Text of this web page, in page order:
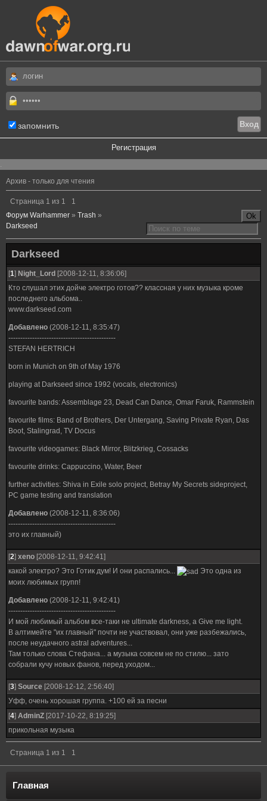
запомнить
Регистрация
.
Архив - только для чтения
Страница 1 из 1
1
Форум Warhammer » Trash »
Darkseed
Darkseed
[1] Night_Lord [2008-12-11, 8:36:06]
Кто слушал этих дойче электро готов?? классная у них музыка кроме
последнего альбома..
www.darkseed.com
Добавлено (2008-12-11, 8:35:47)
---------------------------------------------
STEFAN HERTRICH
born in Munich on 9th of May 1976
playing at Darkseed since 1992 (vocals, electronics)
favourite bands: Assemblage 23, Dead Can Dance, Omar Faruk, Rammstein
favourite films: Band of Brothers, Der Untergang, Saving Private Ryan, Das
Boot, Stalingrad, TV Docus
favourite videogames: Black Mirror, Blitzkrieg, Cossacks
favourite drinks: Cappuccino, Water, Beer
further activities: Shiva in Exile solo project, Betray My Secrets sideproject,
PC game testing and translation
Добавлено (2008-12-11, 8:36:06)
---------------------------------------------
это их главный)
[2] xeno [2008-12-11, 9:42:41]
какой электро? Это Готик дум! И они распались...
Это одна из
моих любимых групп!
Добавлено (2008-12-11, 9:42:41)
---------------------------------------------
И мой любимый альбом все-таки не ultimate darkness, а Give me light.
В алтимейте "их главный" почти не участвовал, они уже разбежались,
после неудачного astral adventures...
Там только слова Стефана... а музыка совсем не по стилю... зато
собрали кучу новых фанов, перед уходом...
[3] Source [2008-12-12, 2:56:40]
Уфф, очень хорошая группа. +100 ей за песни
[4] AdminZ [2017-10-22, 8:19:25]
прикольная музыка
Страница 1 из 1 1
Главная